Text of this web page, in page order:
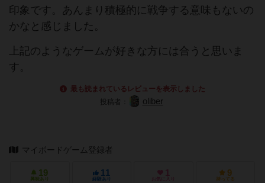
印象です。あんまり積極的に戦争する意味もないの
かなと感じました。
上記のようなゲームが好きな方には合うと思いま
す。
最も読まれているレビューを表示しました
投稿者：
oliber
マイボードゲーム登録者
19
興味あり
11
経験あり
1
お気に入り
9
持ってる